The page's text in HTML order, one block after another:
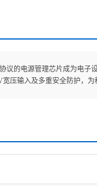
议的电源管理芯片成为电子
压输入及多重安全防护，